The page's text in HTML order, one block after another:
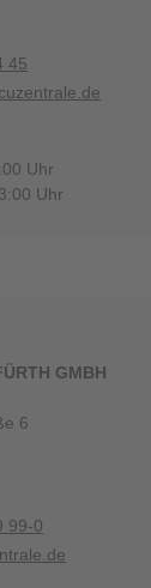
45
Uhr
Uhr
GMBH
6
99-0